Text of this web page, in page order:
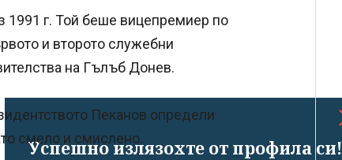
Успешно излязохте от профила си!
1991 г. Той беше вицепремиер по
и второто служебни
на Гълъб Донев.
Пеканов определи
смело и смислено.